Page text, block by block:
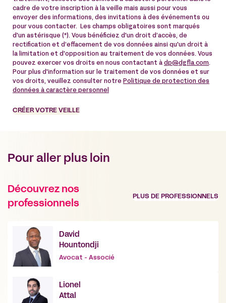
cadre de votre inscription à la veille mais aussi pour vous
envoyer des informations, des invitations à des événements ou
pour vous contacter. Les champs obligatoires sont marqués
d'un astérisque (*). Vous bénéficiez d'un droit d’accès, de
rectification et d’effacement de vos données ainsi qu'un droit à
la limitation et d'opposition au traitement de vos données. Vous
pouvez exercer vos droits en nous contactant à dp@dgfla.com.
Pour plus d'information sur le traitement de vos données et sur
vos droits, veuillez consulter notre Politique de protection des
données à caractère personnel
CRÉER VOTRE VEILLE
Pour aller plus loin
Découvrez nos
professionnels
PLUS DE PROFESSIONNELS
David
Hountondji
Avocat - Associé
Lionel
Attal